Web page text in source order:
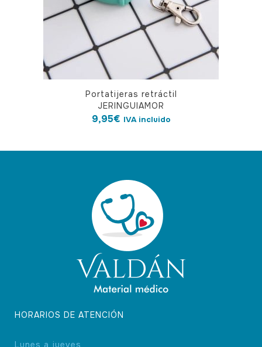
la
producto
Portatijeras retráctil
JERINGUIAMOR
9,95€ IVA incluido
HORARIOS DE ATENCIÓN
Lunes a jueves